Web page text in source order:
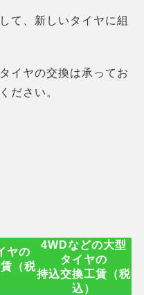
て、新しいタイヤに組
イヤの交換は承ってお
ださい。
ヤの
（税
4WDなどの大型
タイヤの
持込交換工賃（税
込）